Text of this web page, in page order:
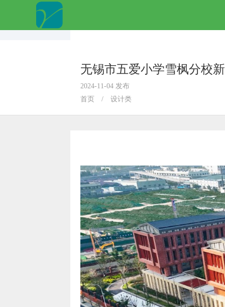
无锡市五爱小学雪枫分校
2024-11-04 发布
首页
/ 设计类